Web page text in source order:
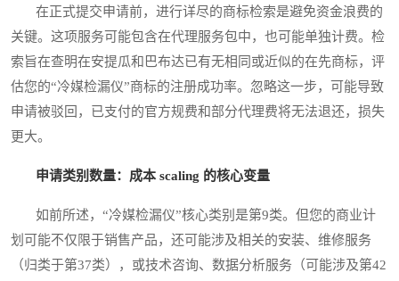
在正式提交申请前，进行详尽的商标检索是避免资金浪费的
关键。这项服务可能包含在代理服务包中，也可能单独计费。检
索旨在查明在安提瓜和巴布达已有无相同或近似的在先商标，评
估您的“冷媒检漏仪”商标的注册成功率。忽略这一步，可能导致
申请被驳回，已支付的官方规费和部分代理费将无法退还，损失
更大。
申请类别数量：成本 scaling 的核心变量
如前所述，“冷媒检漏仪”核心类别是第9类。但您的商业计
划可能不仅限于销售产品，还可能涉及相关的安装、维修服务
（归类于第37类），或技术咨询、数据分析服务（可能涉及第42